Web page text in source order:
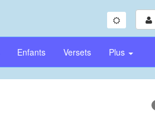
Enfants Versets Plus